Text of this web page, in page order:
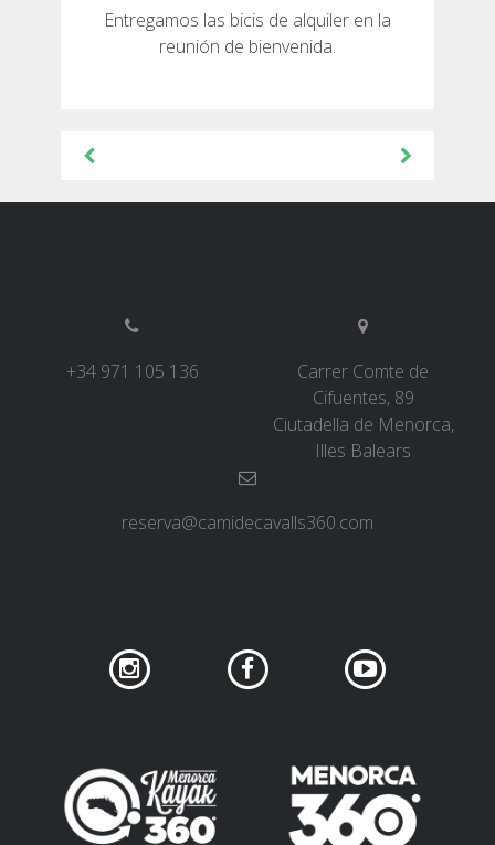
Entregamos las bicis de alquiler en la
reunión de bienvenida.
Navegación
de
entradas
+34 971 105 136
Carrer Comte de
Cifuentes, 89
Ciutadella de Menorca,
Illes Balears
reserva@camidecavalls360.com